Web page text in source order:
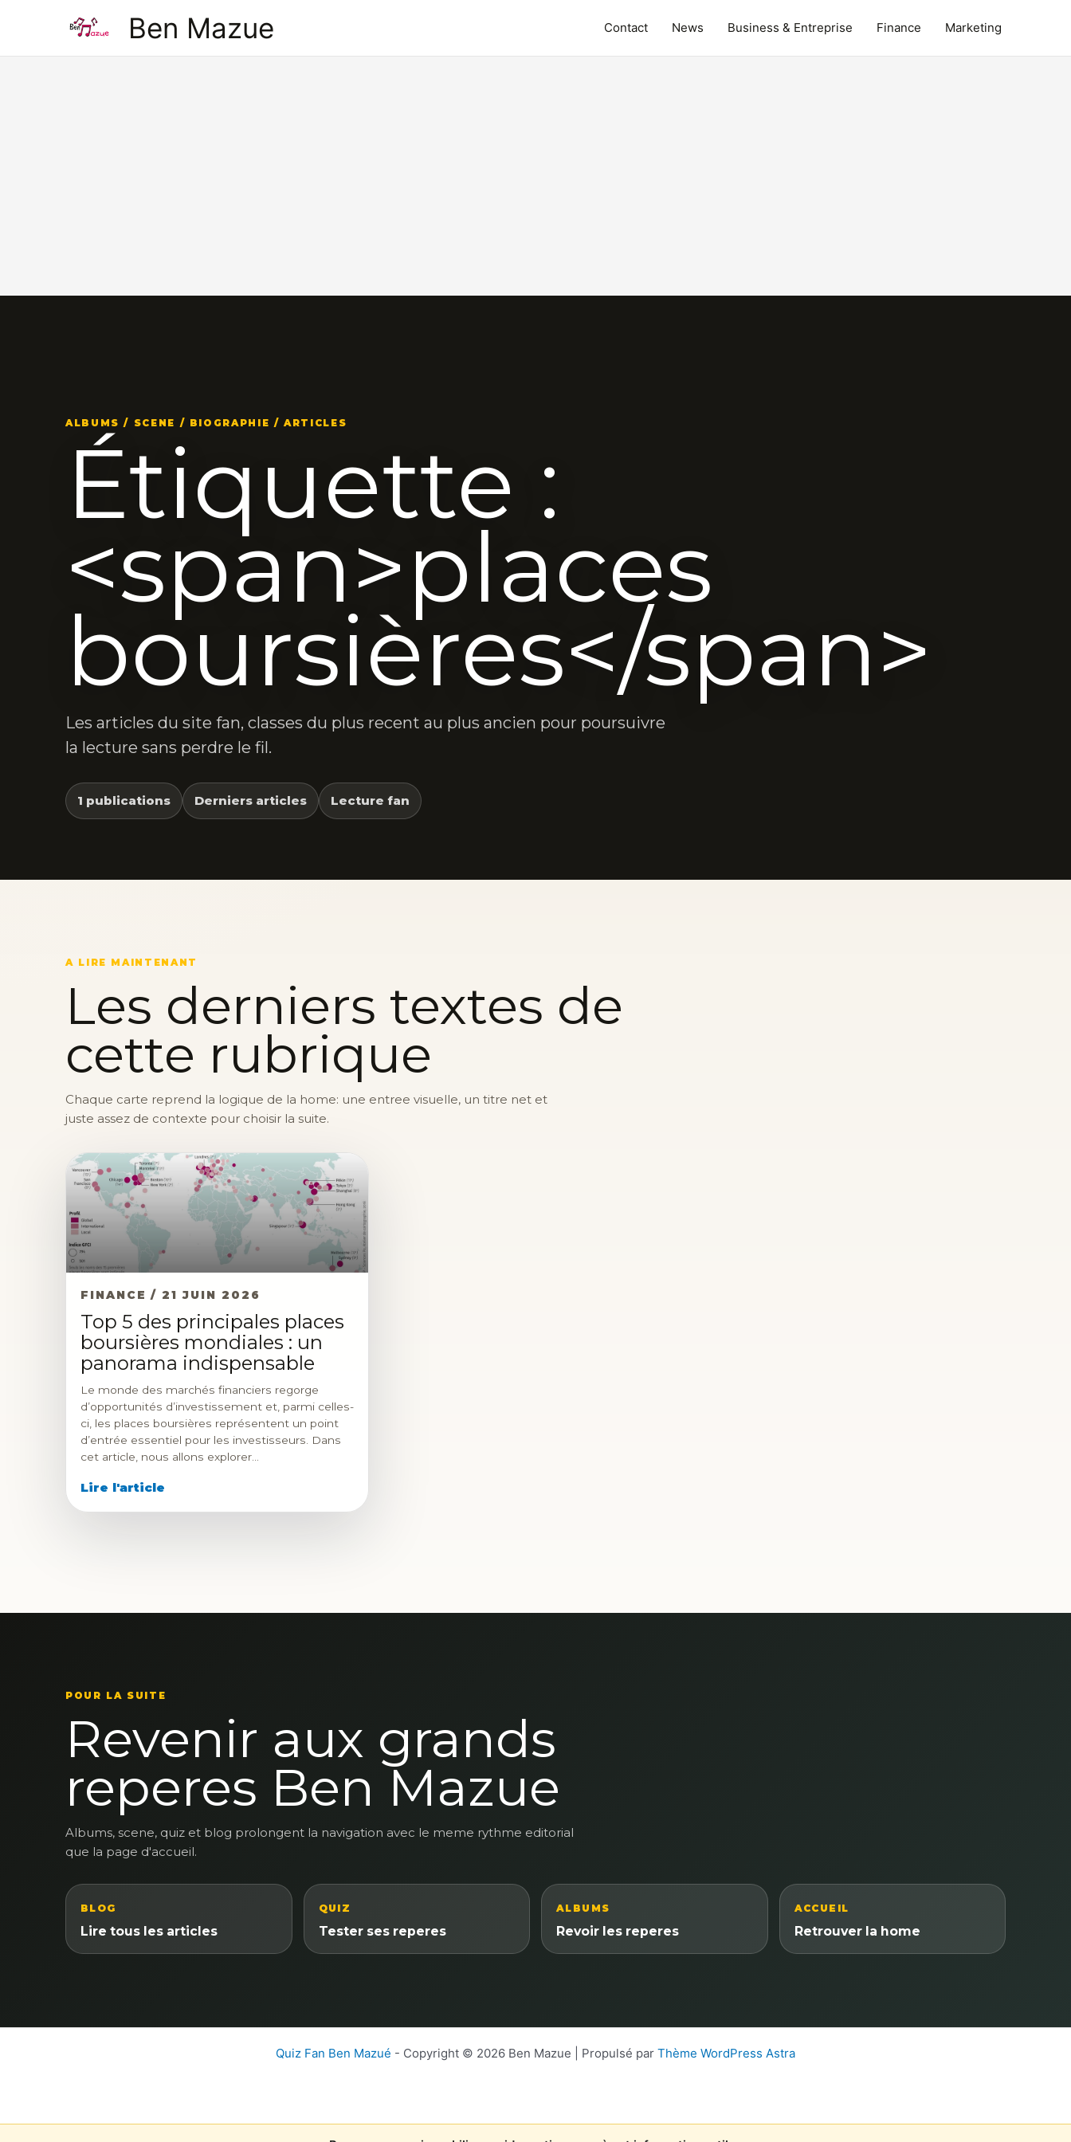
Ben Mazue Contact News Business & Entreprise Finance Marketing
ALBUMS / SCENE / BIOGRAPHIE / ARTICLES
Étiquette :
<span>places
boursières</span>
Les articles du site fan, classes du plus recent au plus ancien pour poursuivre
la lecture sans perdre le fil.
1 publications Derniers articles Lecture fan
A LIRE MAINTENANT
Les derniers textes de
cette rubrique
Chaque carte reprend la logique de la home: une entree visuelle, un titre net et
juste assez de contexte pour choisir la suite.
FINANCE / 21 JUIN 2026
Top 5 des principales places
boursières mondiales : un
panorama indispensable
Le monde des marchés financiers regorge
d’opportunités d’investissement et, parmi celles-
ci, les places boursières représentent un point
d’entrée essentiel pour les investisseurs. Dans
cet article, nous allons explorer…
Lire l'article
POUR LA SUITE
Revenir aux grands
reperes Ben Mazue
Albums, scene, quiz et blog prolongent la navigation avec le meme rythme editorial
que la page d'accueil.
BLOG
Lire tous les articles
QUIZ
Tester ses reperes
ALBUMS
Revoir les reperes
ACCUEIL
Retrouver la home
Quiz Fan Ben Mazué - Copyright © 2026 Ben Mazue | Propulsé par Thème WordPress Astra